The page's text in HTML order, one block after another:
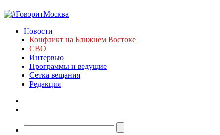
Новости
Конфликт на Ближнем Востоке
СВО
Интервью
Программы и ведущие
Сетка вещания
Редакция